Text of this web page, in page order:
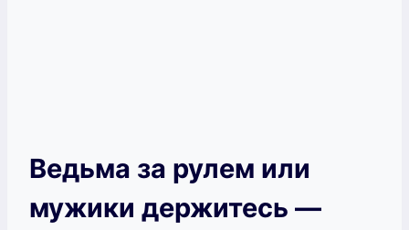
Ведьма за рулем или
мужики держитесь —